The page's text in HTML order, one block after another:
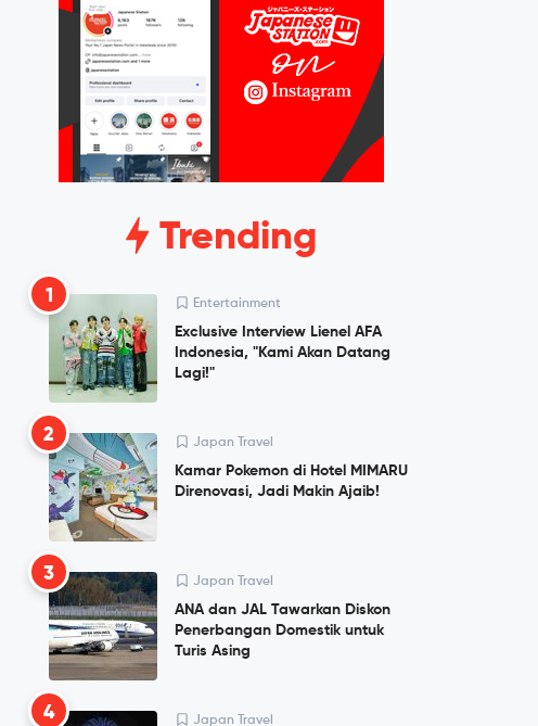
Trending
1 Entertainment
Exclusive Interview Lienel AFA
Indonesia, "Kami Akan Datang
Lagi!"
2 Japan Travel
Kamar Pokemon di Hotel MIMARU
Direnovasi, Jadi Makin Ajaib!
3 Japan Travel
ANA dan JAL Tawarkan Diskon
Penerbangan Domestik untuk
Turis Asing
4 Japan Travel